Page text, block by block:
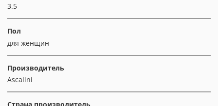
3.5
Пол
для женщин
Производитель
Ascalini